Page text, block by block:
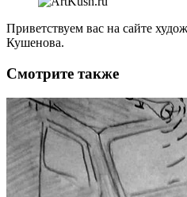
Приветствуем вас на сайте
Кушенова.
Смотрите также